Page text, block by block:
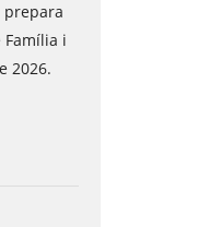
prepara
i
2026.